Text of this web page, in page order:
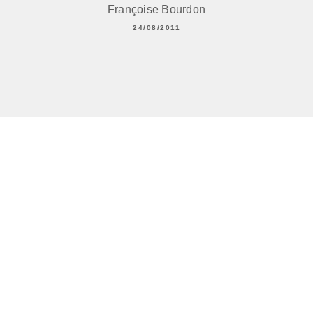
Françoise Bourdon
24/08/2011